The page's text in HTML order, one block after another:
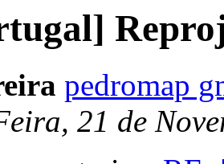
pedromap
21 de